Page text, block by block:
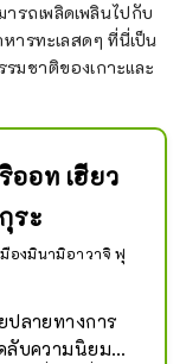
รถเพลิดเพลินไปกับ
ารทะเลสดๆ ที่นี่เป็น
มชาติของเกาะและ
ออท เฮียว
ระ
มืองมินามิอาวาจิ ฟุ
ปลายทางการ
บความนิยมอยู่